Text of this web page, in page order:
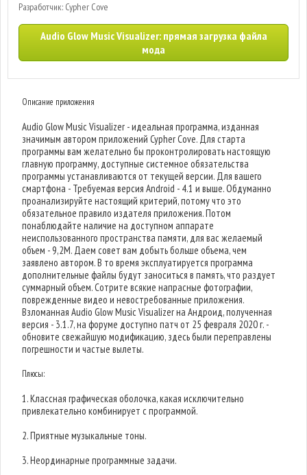
Разработчик: Cypher Cove
Audio Glow Music Visualizer: прямая загрузка файла
мода
Описание приложения
Audio Glow Music Visualizer - идеальная программа, изданная
значимым автором приложений Cypher Cove. Для старта
программы вам желательно бы проконтролировать настоящую
главную программу, доступные системное обязательства
программы устанавливаются от текущей версии. Для вашего
смартфона - Требуемая версия Android - 4.1 и выше. Обдуманно
проанализируйте настоящий критерий, потому что это
обязательное правило издателя приложения. Потом
понаблюдайте наличие на доступном аппарате
неиспользованного пространства памяти, для вас желаемый
объем - 9,2M. Даем совет вам добыть больше объема, чем
заявлено автором. В то время эксплуатируется программа
дополнительные файлы будут заноситься в память, что раздует
суммарный объем. Сотрите всякие напрасные фотографии,
поврежденные видео и невостребованные приложения.
Взломанная Audio Glow Music Visualizer на Андроид, полученная
версия - 3.1.7, на форуме доступно патч от 25 февраля 2020 г. -
обновите свежайшую модификацию, здесь были переправлены
погрешности и частые вылеты.
Плюсы:
1. Классная графическая оболочка, какая исключительно
привлекательно комбинирует с программой.
2. Приятные музыкальные тоны.
3. Неординарные программные задачи.